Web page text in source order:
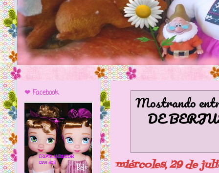
Mostrando
DE
miércoles, 29 de
❤ Facebook